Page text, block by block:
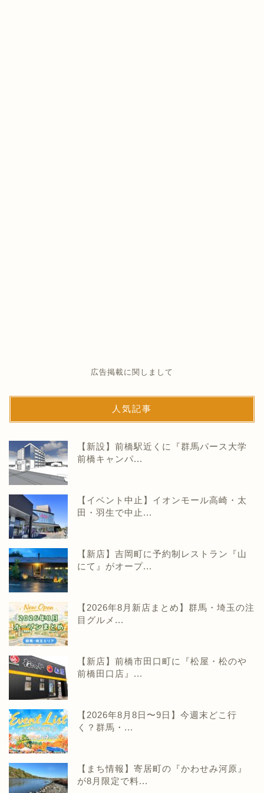
広告掲載に関しまして
人気記事
【新設】前橋駅近くに『群馬パース大学
前橋キャンパ...
【イベント中止】イオンモール高崎・太
田・羽生で中止...
【新店】吉岡町に予約制レストラン『山
にて』がオープ...
【2026年8月新店まとめ】群馬・埼玉の注
目グルメ...
【新店】前橋市田口町に『松屋・松のや
前橋田口店』...
【2026年8月8日〜9日】今週末どこ行
く？群馬・...
【まち情報】寄居町の『かわせみ河原』
が8月限定で料...